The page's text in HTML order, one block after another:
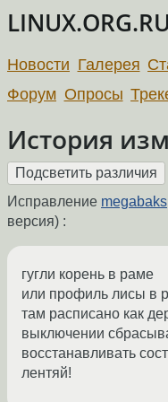
LINUX.ORG.RU
Новости Галерея
Форум Опросы
История
Исправление megabaks
версия) :
гугли корень в раме
или профиль лисы в
там расписано как
выключении
восстанавливать
лентяй!